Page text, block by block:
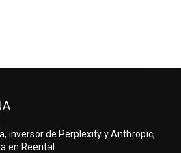
inversor de Perplexity y Anthropic,
en Reental